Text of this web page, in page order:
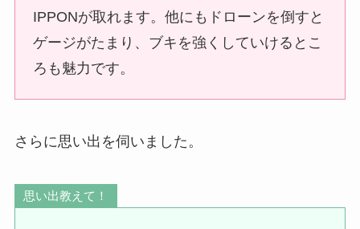
IPPONが取れます。他にもドローンを倒すと
ゲージがたまり、ブキを強くしていけるとこ
ろも魅力です。
さらに思い出を伺いました。
思い出教えて！